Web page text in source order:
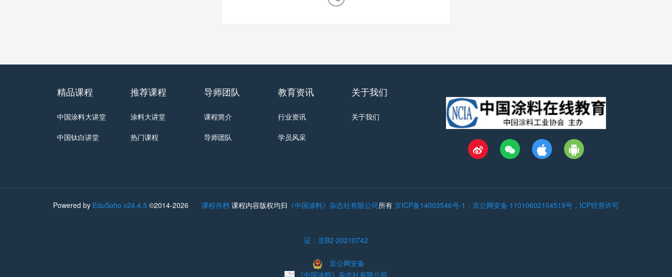
精品课程
中国涂料大讲堂
中国钛白讲堂
推荐课程
涂料大讲堂
热门课程
导师团队
课程简介
导师团队
教育资讯
行业资讯
学员风采
关于我们
关于我们
Powered by EduSoho v24.4.5 ©2014-2026 课程存档 课程内容版权均归 《中国涂料》杂志社有限公司所有 京ICP备14003546号-1，京公网安备 11010602104519号，ICP经营许可
证：京B2-20210742
京公网安备
《中国涂料》杂志社有限公司